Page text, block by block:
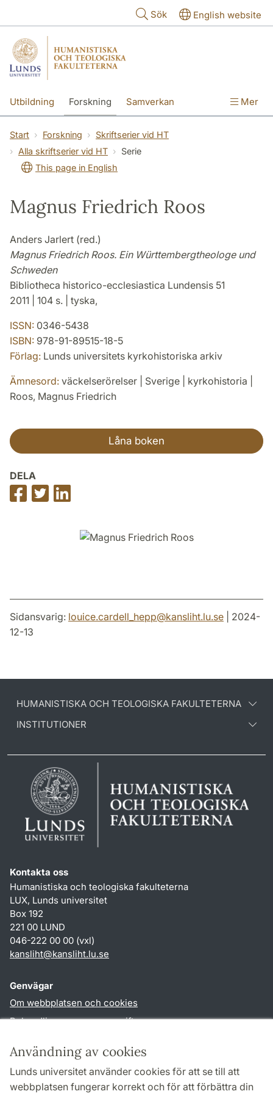
Användning av cookies
Lunds universitet använder cookies för att se till att
webbplatsen fungerar korrekt och för att förbättra din
Sök English website
Utbildning Forskning Samverkan Mer
Start Forskning
Skriftserier vid HT
Alla skriftserier vid HT
Serie
This page in English
Magnus Friedrich Roos
Anders Jarlert (red.)
Magnus Friedrich Roos. Ein Württembergtheologe und
Schweden
Bibliotheca historico-ecclesiastica Lundensis 51
2011 | 104 s. | tyska,
ISSN: 0346-5438
ISBN: 978-91-89515-18-5
Förlag: Lunds universitets kyrkohistoriska arkiv
Ämnesord: väckelserörelser | Sverige | kyrkohistoria |
Roos, Magnus Friedrich
Låna boken
DELA
Dela
på
Dela
på
på
Sidansvarig: louice.cardell_hepp@kansliht.lu.se | 2024-
12-13
HUMANISTISKA OCH TEOLOGISKA FAKULTETERNA
INSTITUTIONER
Kontakta oss
Humanistiska och teologiska fakulteterna
LUX, Lunds universitet
Box 192
221 00 LUND
046-222 00 00 (vxl)
kansliht@kansliht.lu.se
Genvägar
Om webbplatsen och cookies
Behandling av personuppgifter
TYPO3-login